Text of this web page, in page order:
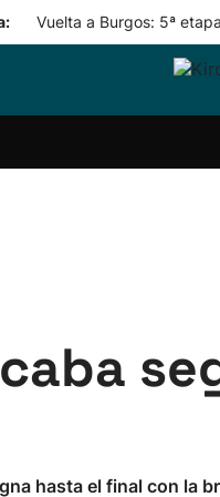
Vuelta a Burgos: 5ª etapa
Equipos
hasta el final con la